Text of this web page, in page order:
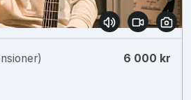
6 000 kr